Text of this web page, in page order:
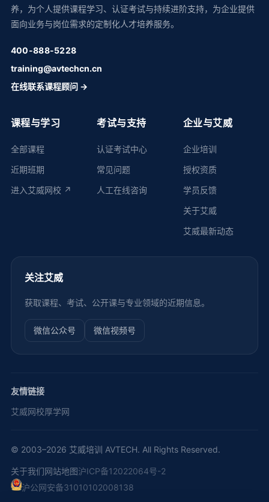
养，为个人提供课程学习、认证考试与持续进阶支持，为企业提供
面向业务与岗位需求的定制化人才培养服务。
400-888-5228
training@avtechcn.cn
在线联系课程顾问 →
课程与学习
全部课程
近期班期
进入艾威网校 ↗
考试与支持
认证考试中心
常见问题
人工在线咨询
企业与艾威
企业培训
授权资质
学员反馈
关于艾威
艾威最新动态
关注艾威
获取课程、考试、公开课与专业领域的近期信息。
微信公众号 微信视频号
友情链接
艾威网校厚学网
© 2003–2026 艾威培训 AVTECH. All Rights Reserved.
关于我们网站地图沪ICP备12022064号-2
沪公网安备31010102008138